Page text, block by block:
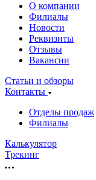
О компании
Филиалы
Новости
Реквизиты
Отзывы
Вакансии
Статьи и обзоры
Контакты
Отделы продаж
Филиалы
Калькулятор
Трекинг